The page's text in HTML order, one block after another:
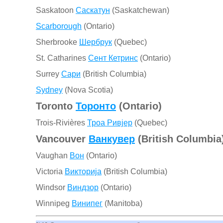
Saskatoon Саскатун (Saskatchewan)
Scarborough (Ontario)
Sherbrooke Шербрук (Quebec)
St. Catharines Сент Кетринс (Ontario)
Surrey Сари (British Columbia)
Sydney (Nova Scotia)
Toronto Торонто (Ontario)
Trois-Rivières Троа Ривјер (Quebec)
Vancouver Ванкувер (British
Vaughan Вон (Ontario)
Victoria Викторија (British Columbia)
Windsor Виндзор (Ontario)
Winnipeg Винипег (Manitoba)